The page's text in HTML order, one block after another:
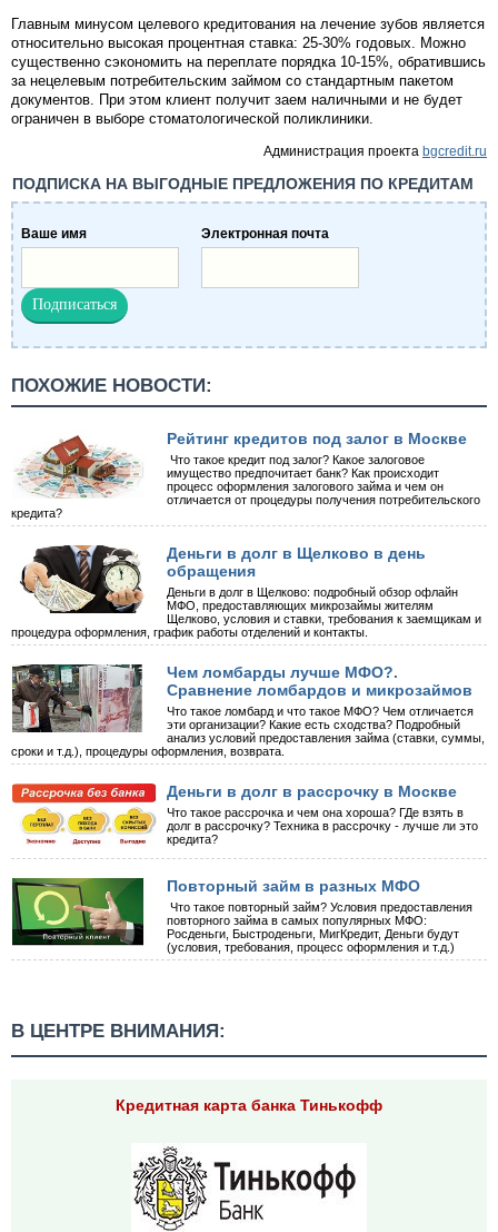
Главным минусом целевого кредитования на лечение зубов является
относительно высокая процентная ставка: 25-30% годовых. Можно
существенно сэкономить на переплате порядка 10-15%, обратившись
за нецелевым потребительским займом со стандартным пакетом
документов. При этом клиент получит заем наличными и не будет
ограничен в выборе стоматологической поликлиники.
Администрация проекта bgcredit.ru
ПОДПИСКА НА ВЫГОДНЫЕ ПРЕДЛОЖЕНИЯ ПО КРЕДИТАМ
Ваше имя Электронная почта
ПОХОЖИЕ НОВОСТИ:
Рейтинг кредитов под залог в Москве
Что такое кредит под залог? Какое залоговое
имущество предпочитает банк? Как происходит
процесс оформления залогового займа и чем он
отличается от процедуры получения потребительского
кредита?
Деньги в долг в Щелково в день
обращения
Деньги в долг в Щелково: подробный обзор офлайн
МФО, предоставляющих микрозаймы жителям
Щелково, условия и ставки, требования к заемщикам и
процедура оформления, график работы отделений и контакты.
Чем ломбарды лучше МФО?.
Сравнение ломбардов и микрозаймов
Что такое ломбард и что такое МФО? Чем отличается
эти организации? Какие есть сходства? Подробный
анализ условий предоставления займа (ставки, суммы,
сроки и т.д.), процедуры оформления, возврата.
Деньги в долг в рассрочку в Москве
Что такое рассрочка и чем она хороша? ГДе взять в
долг в рассрочку? Техника в рассрочку - лучше ли это
кредита?
Повторный займ в разных МФО
Что такое повторный займ? Условия предоставления
повторного займа в самых популярных МФО:
Росденьги, Быстроденьги, МигКредит, Деньги будут
(условия, требования, процесс оформления и т.д.)
В ЦЕНТРЕ ВНИМАНИЯ:
Кредитная карта банка Тинькофф